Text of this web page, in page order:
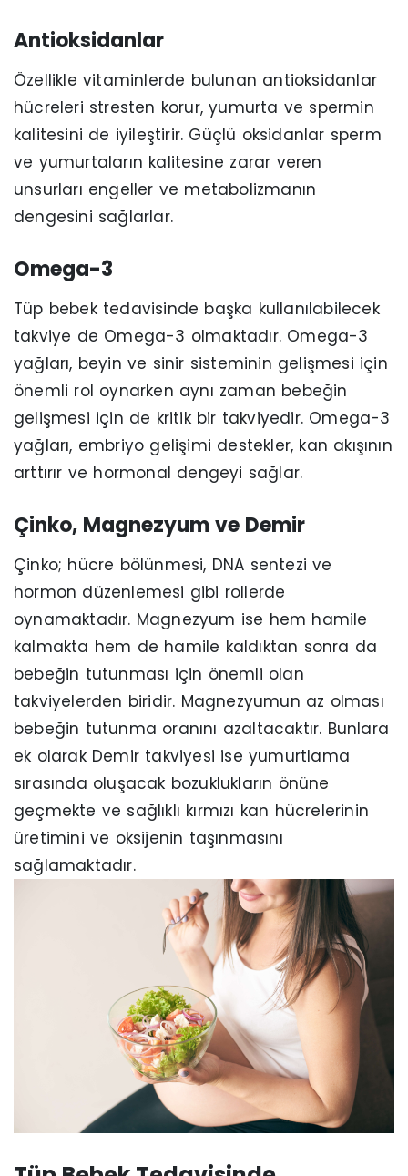
Antioksidanlar
Özellikle vitaminlerde bulunan antioksidanlar
hücreleri stresten korur, yumurta ve spermin
kalitesini de iyileştirir. Güçlü oksidanlar sperm
ve yumurtaların kalitesine zarar veren
unsurları engeller ve metabolizmanın
dengesini sağlarlar.
Omega-3
Tüp bebek tedavisinde başka kullanılabilecek
takviye de Omega-3 olmaktadır. Omega-3
yağları, beyin ve sinir sisteminin gelişmesi için
önemli rol oynarken aynı zaman bebeğin
gelişmesi için de kritik bir takviyedir. Omega-3
yağları, embriyo gelişimi destekler, kan akışının
arttırır ve hormonal dengeyi sağlar.
Çinko, Magnezyum ve Demir
Çinko; hücre bölünmesi, DNA sentezi ve
hormon düzenlemesi gibi rollerde
oynamaktadır. Magnezyum ise hem hamile
kalmakta hem de hamile kaldıktan sonra da
bebeğin tutunması için önemli olan
takviyelerden biridir. Magnezyumun az olması
bebeğin tutunma oranını azaltacaktır. Bunlara
ek olarak Demir takviyesi ise yumurtlama
sırasında oluşacak bozuklukların önüne
geçmekte ve sağlıklı kırmızı kan hücrelerinin
üretimini ve oksijenin taşınmasını
sağlamaktadır.